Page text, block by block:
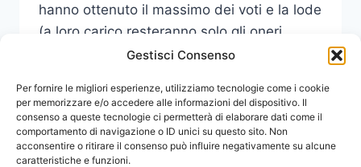
Gestisci Consenso
Per fornire le migliori esperienze, utilizziamo tecnologie come i cookie
per memorizzare e/o accedere alle informazioni del dispositivo. Il
consenso a queste tecnologie ci permetterà di elaborare dati come il
comportamento di navigazione o ID unici su questo sito. Non
acconsentire o ritirare il consenso può influire negativamente su alcune
caratteristiche e funzioni.
hanno ottenuto il massimo dei voti e la lode
(a loro carico resteranno solo gli oneri
LEGGI DI PIÙAUGURI
AI
NEODIPLOMATI
DALL’UNIVERSITÀ
DI